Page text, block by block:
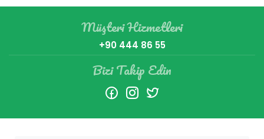
Müşteri Hizmetleri
+90 444 86 55
Bizi Takip Edin